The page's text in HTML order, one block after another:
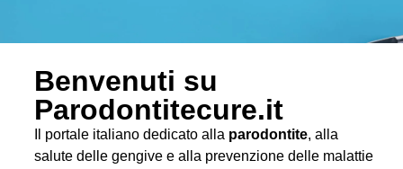
Benvenuti su
Parodontitecure.it
Il portale italiano dedicato alla parodontite, alla
salute delle gengive e alla prevenzione delle malattie